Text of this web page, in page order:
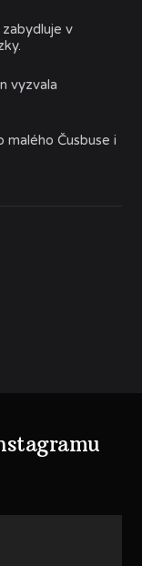
v
vyzvala
malého Čusbuse i